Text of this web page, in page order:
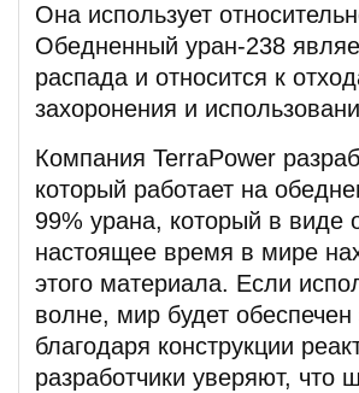
Она использует
Обедненный уран-238
распада и относится к
захоронения и
Компания TerraPower
который работает на
99% урана, который в виде
настоящее время в мире
этого материала. Если
волне, мир будет
благодаря конструкции
разработчики уверяют, что